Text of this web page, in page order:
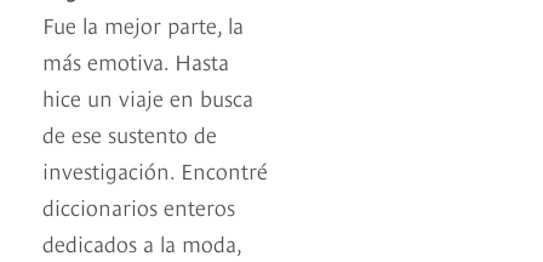
Fue la mejor parte, la
más emotiva. Hasta
hice un viaje en busca
de ese sustento de
investigación. Encontré
diccionarios enteros
dedicados a la moda,